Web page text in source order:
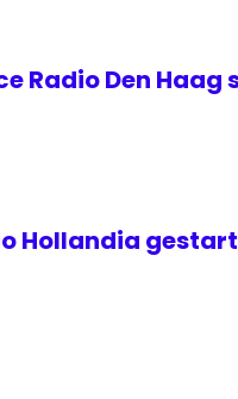
Radio Den
Hollandia gestart